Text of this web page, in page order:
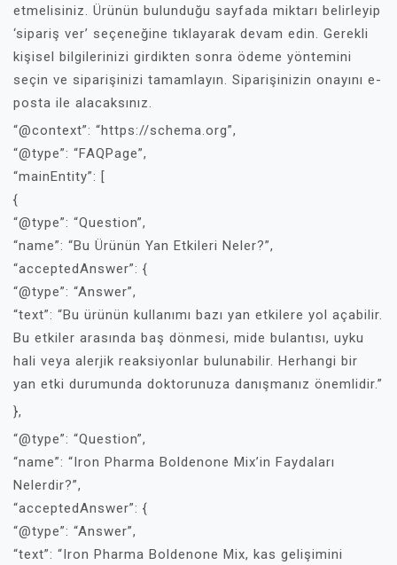
etmelisiniz. Ürünün bulunduğu sayfada miktarı belirleyip
‘sipariş ver’ seçeneğine tıklayarak devam edin. Gerekli
kişisel bilgilerinizi girdikten sonra ödeme yöntemini
seçin ve siparişinizi tamamlayın. Siparişinizin onayını e-
posta ile alacaksınız.
“@context”: “https://schema.org”,
“@type”: “FAQPage”,
“mainEntity”: [
{
“@type”: “Question”,
“name”: “Bu Ürünün Yan Etkileri Neler?”,
“acceptedAnswer”: {
“@type”: “Answer”,
“text”: “Bu ürünün kullanımı bazı yan etkilere yol açabilir.
Bu etkiler arasında baş dönmesi, mide bulantısı, uyku
hali veya alerjik reaksiyonlar bulunabilir. Herhangi bir
yan etki durumunda doktorunuza danışmanız önemlidir.”
},
“@type”: “Question”,
“name”: “Iron Pharma Boldenone Mix’in Faydaları
Nelerdir?”,
“acceptedAnswer”: {
“@type”: “Answer”,
“text”: “Iron Pharma Boldenone Mix, kas gelişimini